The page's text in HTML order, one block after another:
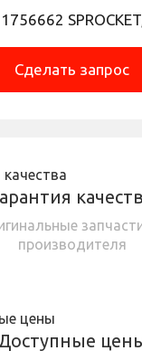
Сделать запрос
производителя